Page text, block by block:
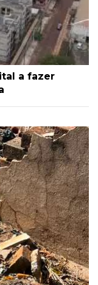
a fazer